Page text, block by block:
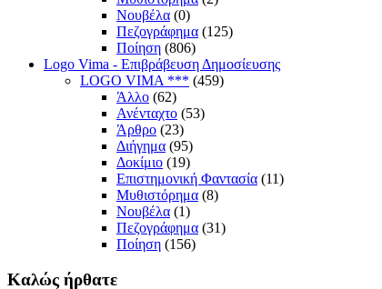
Νουβέλα (0)
Πεζογράφημα (125)
Ποίηση (806)
Logo Vima - Επιβράβευση Δημοσίευσης
LOGO VIMA *** (459)
Άλλο (62)
Ανένταχτο (53)
Άρθρο (23)
Διήγημα (95)
Δοκίμιο (19)
Επιστημονική Φαντασία (11)
Μυθιστόρημα (8)
Νουβέλα (1)
Πεζογράφημα (31)
Ποίηση (156)
Καλώς ήρθατε